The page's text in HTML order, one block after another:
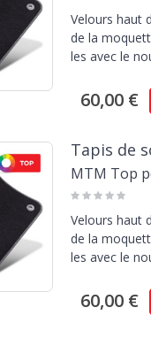
Velours haut
de la
les avec le
60,00 €
Tapis de
MTM Top
Velours haut
de la
les avec le
60,00 €